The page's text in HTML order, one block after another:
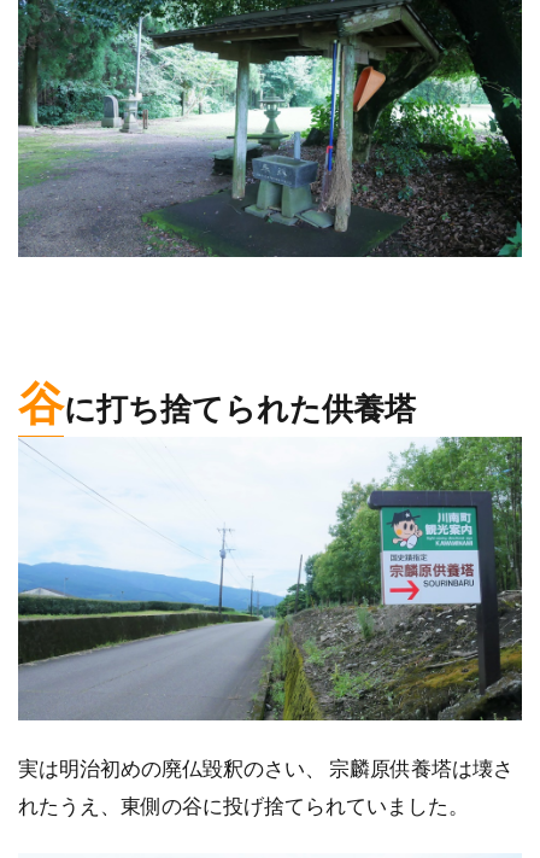
谷に打ち捨てられた供養塔
実は明治初めの廃仏毀釈のさい、 宗麟原供養塔は壊さ
れたうえ、東側の谷に投げ捨てられていました。